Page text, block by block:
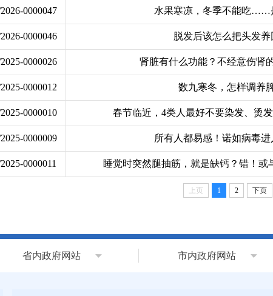
0000047 水果寒凉，冬季不能吃……
0000046 脱发后该怎么把头发养
0000026 肾脏有什么功能？不经意伤肾
0000012 数九寒冬，怎样调养
0000010 春节临近，4类人最好不要染发、烫
0000009 所有人都易感！诺如病毒进
0000011 睡觉时突然腿抽筋，就是缺钙？错！或
上页 1 2 下页
省内政府网站 市内政府网站